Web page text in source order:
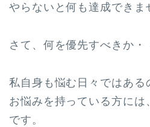
やらないと何も達成できま
さて、何を優先すべきか・
私自身も悩む日々ではある
お悩みを持っている方には
です。